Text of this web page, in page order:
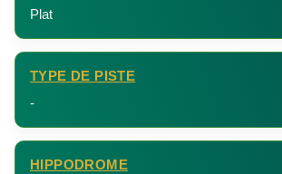
Plat
TYPE DE PISTE
-
HIPPODROME